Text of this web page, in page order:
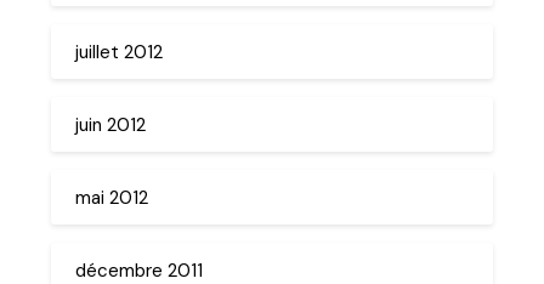
juillet 2012
juin 2012
mai 2012
décembre 2011